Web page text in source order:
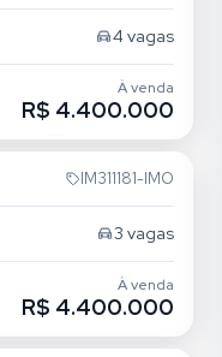
4 vagas
À venda
R$ 4.400.000
IM311181-IMO
3 vagas
À venda
R$ 4.400.000